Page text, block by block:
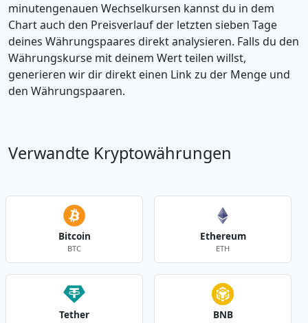
minutengenauen Wechselkursen kannst du in dem
Chart auch den Preisverlauf der letzten sieben Tage
deines Währungspaares direkt analysieren. Falls du den
Währungskurse mit deinem Wert teilen willst,
generieren wir dir direkt einen Link zu der Menge und
den Währungspaaren.
Verwandte Kryptowährungen
Bitcoin
BTC
Ethereum
ETH
Tether BNB